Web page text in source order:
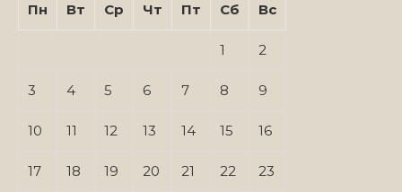
Пн
Вт Ср Чт Пт Сб Вс
1 2
3 4 5 6 7 8 9
10 11 12 13 14 15 16
17 18 19 20 21 22 23